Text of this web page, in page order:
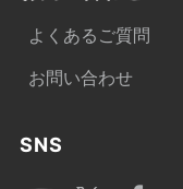
よくあるご質問
お問い合わせ
SNS